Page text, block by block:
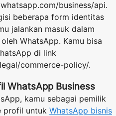
business/api.
beberapa form identitas
jalankan masuk dalam
WhatsApp. Kamu bisa
di link
commerce-policy/.
WhatsApp Business
kamu sebagai pemilik
profil untuk WhatsApp bisnis